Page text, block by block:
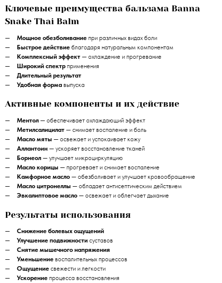
Ключевые преимущества бальзама Banna
Snake Thai Balm
Мощное обезболивание при различных видах боли
Быстрое действие благодаря натуральным компонентам
Комплексный эффект — охлаждение и прогревание
Широкий спектр применения
Длительный результат
Удобная форма выпуска
Активные компоненты и их действие
Ментол — обеспечивает охлаждающий эффект
Метилсалицилат — снимает воспаление и боль
Масло мяты — освежает и успокаивает кожу
Аллантоин — ускоряет восстановление тканей
Борнеол — улучшает микроциркуляцию
Масло корицы — прогревает и снимает воспаление
Камфорное масло — обезболивает и улучшает кровообращение
Масло цитронеллы — обладает антисептическим действием
Эвкалиптовое масло — освежает и облегчает дыхание
Результаты использования
Снижение болевых ощущений
Улучшение подвижности суставов
Снятие мышечного напряжения
Уменьшение воспалительных процессов
Ощущение свежести и легкости
Ускорение процесса восстановления